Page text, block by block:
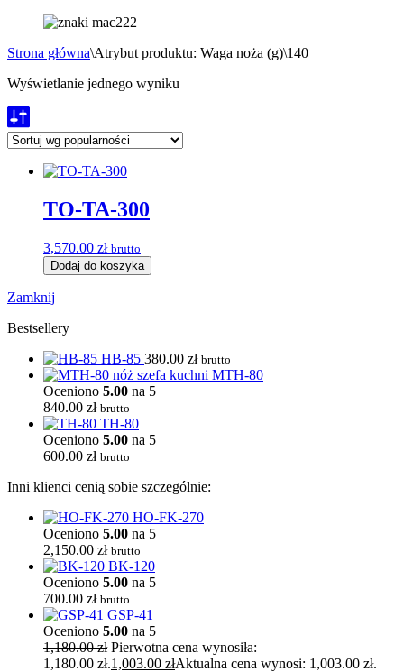
Strona główna\Atrybut produktu: Waga noża (g)\140
Wyświetlanie jednego wyniku
TO-TA-300
3,570.00 zł brutto
Dodaj do koszyka
Zamknij
Bestsellery
HB-85 380.00 zł brutto
MTH-80
Oceniono 5.00 na 5
840.00 zł brutto
TH-80
Oceniono 5.00 na 5
600.00 zł brutto
Inni klienci cenią sobie szczególnie:
HO-FK-270
Oceniono 5.00 na 5
2,150.00 zł brutto
BK-120
Oceniono 5.00 na 5
700.00 zł brutto
GSP-41
Oceniono 5.00 na 5
1,180.00zł Pierwotna cena wynosiła:
1,180.00 zł.1,003.00 złAktualna cena wynosi: 1,003.00 zł.